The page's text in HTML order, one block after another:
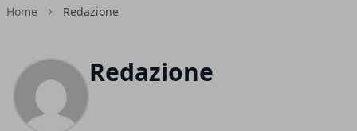
Home Redazione
Redazione